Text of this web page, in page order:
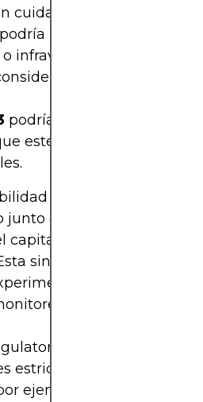
Por ejemplo:
podría indicar desconfianza
infravaloración.
normal en muchos
podría indicar una acción
esté respaldada por un
sobre el capital
junto con un P/B bajo
capital y, posiblemente,
sinergia es una de las
como
ambos
también es
estrictas y transparencia
ejemplo, Reino Unido,